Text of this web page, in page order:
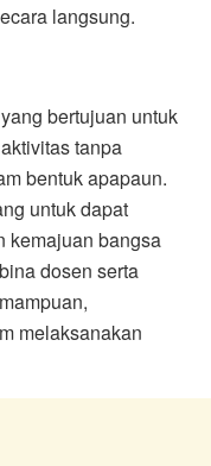
langsung.
bertujuan untuk
tanpa
bentuk apapaun.
untuk dapat
kemajuan bangsa
dosen serta
melaksanakan